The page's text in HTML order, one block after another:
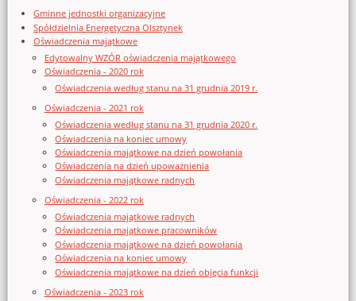
Gminne jednostki organizacyjne
Spółdzielnia Energetyczna Olsztynek
Oświadczenia majątkowe
Edytowalny WZÓR oświadczenia majątkowego
Oświadczenia - 2020 rok
Oświadczenia według stanu na 31 grudnia 2019 r.
Oświadczenia - 2021 rok
Oświadczenia według stanu na 31 grudnia 2020 r.
Oświadczenia na koniec umowy
Oświadczenia majątkowe na dzień powołania
Oświadczenia na dzień upoważnienia
Oświadczenia majątkowe radnych
Oświadczenia - 2022 rok
Oświadczenia majątkowe radnych
Oświadczenia majątkowe pracowników
Oświadczenia majątkowe na dzień powołania
Oświadczenia na koniec umowy
Oświadczenia majątkowe na dzień objęcia funkcji
Oświadczenia - 2023 rok